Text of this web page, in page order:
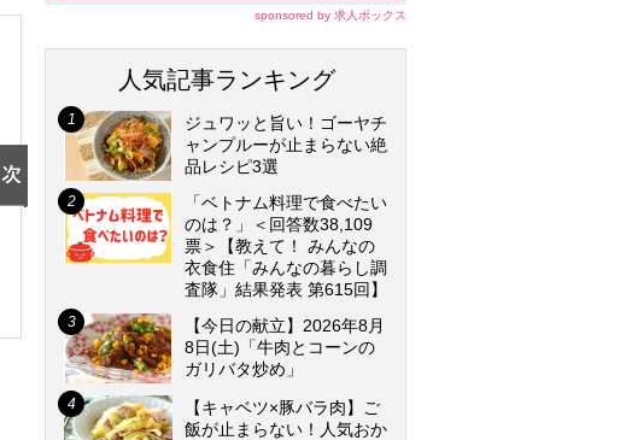
sponsored by 求人ボックス
人気記事ランキング
ジュワッと旨い！ゴーヤチ
ャンプルーが止まらない絶
品レシピ3選
「ベトナム料理で食べたい
のは？」＜回答数38,109
票＞【教えて！ みんなの
衣食住「みんなの暮らし調
査隊」結果発表 第615回】
【今日の献立】2026年8月
8日(土)「牛肉とコーンの
ガリバタ炒め」
【キャベツ×豚バラ肉】ご
飯が止まらない！人気おか